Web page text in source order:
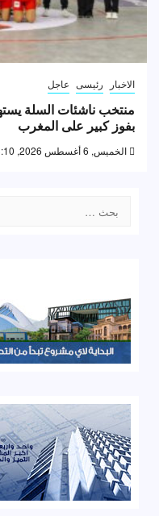
الاخبار رئيسى عاجل
منتخب ناشئات السلة
بفوز كبير على المغرب
الخميس, 6 أغسطس 2026, 6:10 م
عن: